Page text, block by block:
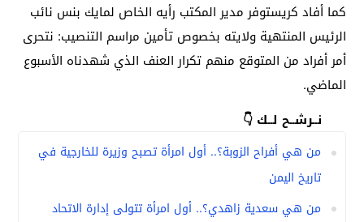
كما أفاد كريستوفر مدير المكتب رأيه الخاص لمايك بنس نائب
الرئيس المنتهية ولايته بخصوص تأمين مراسم التنصيب: نتحرى
أمر أفراد من المتوقع منهم تكرار العنف الذي شهدناه الأسبوع
الماضي.
نــرشــح لــك 👇
من هي أفراح الزوبة؟.. أول امرأة تصبح وزيرة للخارجية في
تاريخ اليمن
من هي سعدية زاهدي؟.. أول امرأة تتولى إدارة الاتحاد